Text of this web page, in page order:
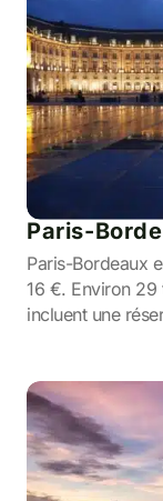
Paris-
Paris-Bordeaux
16 €. Environ 29
incluent une